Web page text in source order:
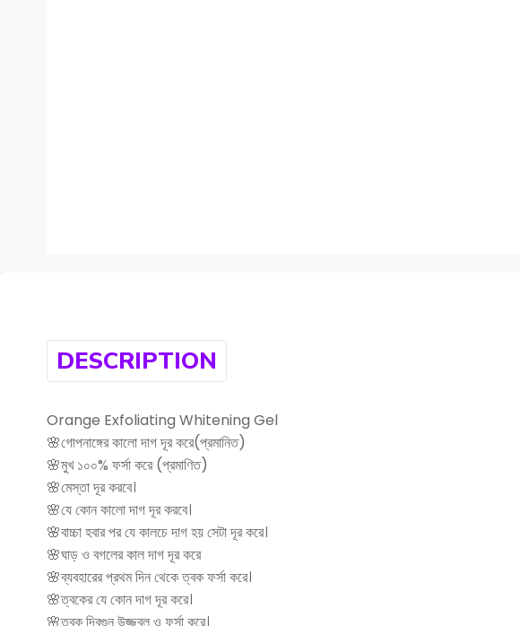
DESCRIPTION
Orange Exfoliating Whitening Gel
🌸গোপনাঙ্গের কালো দাগ দূর করে(প্রমানিত)
🌸মুখ ১০০% ফর্সা করে (প্রমাণিত)
🌸মেস্তা দূর করবে।
🌸যে কোন কালো দাগ দূর করবে।
🌸বাচ্চা হবার পর যে কালচে দাগ হয় সেটা দূর করে।
🌸ঘাড় ও বগলের কাল দাগ দূর করে
🌸ব্যবহারের প্রথম দিন থেকে ত্বক ফর্সা করে।
🌸ত্বকের যে কোন দাগ দূর করে।
🌸ত্বক দ্বিগুন উজ্জ্বল ও ফর্সা করে।